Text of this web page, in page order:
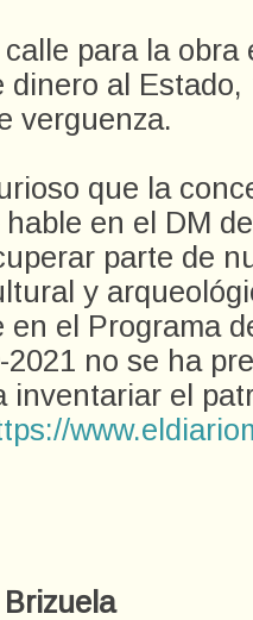
para la obra
dinero al Estado,
verguenza.
que la
hable en el DM
parte de
y
en el Programa
2021 no se ha
inventariar el